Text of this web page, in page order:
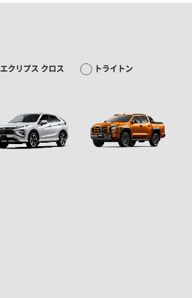
エクリプス クロス トライトン